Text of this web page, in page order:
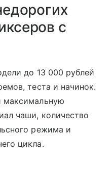
с
до 13 000 рублей
теста и начинок.
максимальную
чаши, количество
режима и
цикла.